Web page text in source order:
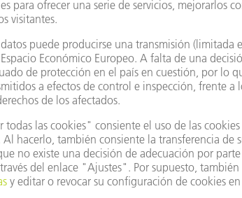
dice Marc Laufer, Vicepresidente de
somos líderes tecnológicos y
implantarlos a escala internacional». Esto
de producción: cuando se introduce un
y validaciones iniciales se llevan a
a las demás fábricas las
asociados.